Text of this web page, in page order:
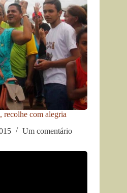
recolhe com alegria
Um comentário